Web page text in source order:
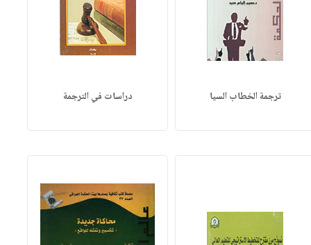
ترجمة الخطاب السيا دراسات في الترجمة